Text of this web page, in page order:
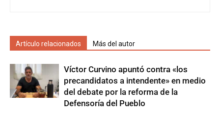
Artículo relacionados Más del autor
Víctor Curvino apuntó contra «los
precandidatos a intendente» en medio
del debate por la reforma de la
Defensoría del Pueblo